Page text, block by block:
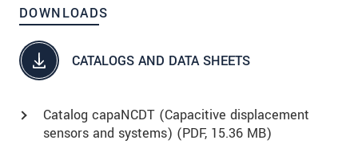
DOWNLOADS
CATALOGS AND DATA SHEETS
Catalog capaNCDT (Capacitive displacement
sensors and systems) (PDF, 15.36 MB)